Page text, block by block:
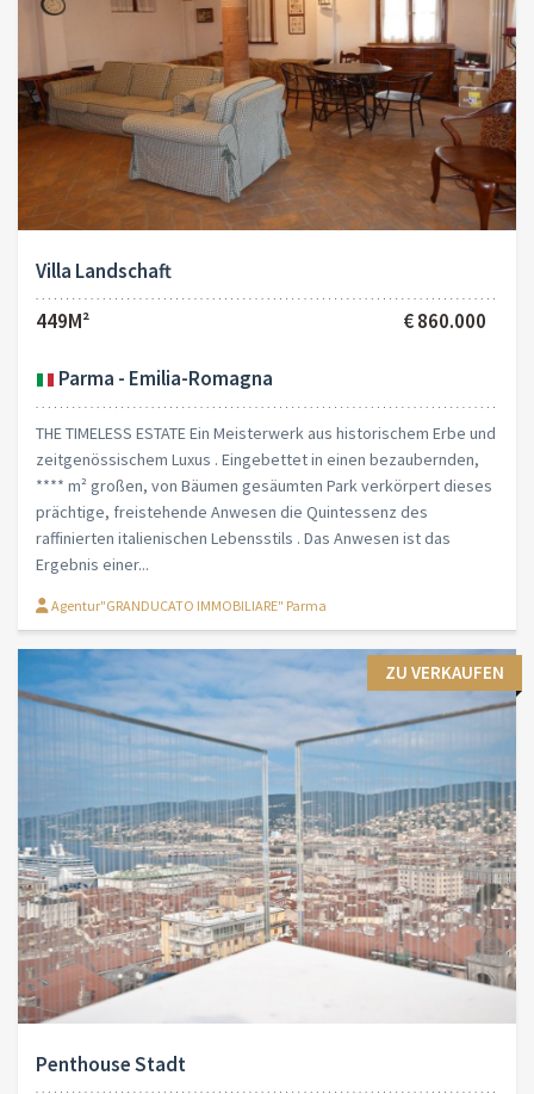
Villa Landschaft
449M²
€ 860.000
Parma - Emilia-Romagna
THE TIMELESS ESTATE Ein Meisterwerk aus historischem Erbe und
zeitgenössischem Luxus . Eingebettet in einen bezaubernden,
**** m² großen, von Bäumen gesäumten Park verkörpert dieses
prächtige, freistehende Anwesen die Quintessenz des
raffinierten italienischen Lebensstils . Das Anwesen ist das
Ergebnis einer...
Agentur"GRANDUCATO IMMOBILIARE" Parma
ZU VERKAUFEN
Penthouse Stadt